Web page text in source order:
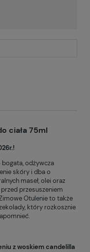
ciała 75ml
bogata, odżywcza
skóry i dba o
maseł, olei oraz
przesuszeniem
Otulenie to także
który rozkosznie
z woskiem candelilla